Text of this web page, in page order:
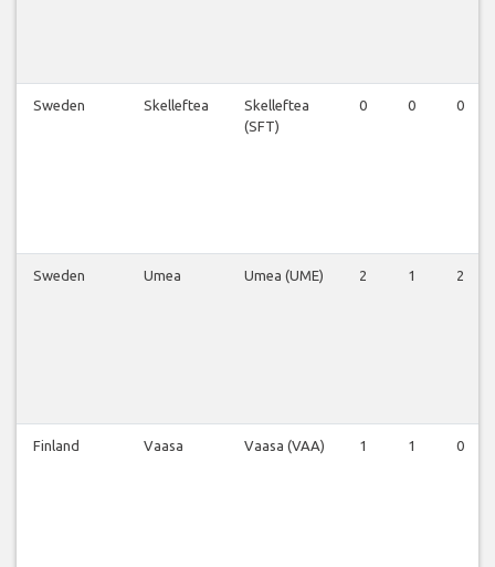
Sweden Skelleftea
Skelleftea
(SFT)
0 0 0
Sweden Umea Umea (UME) 2 1 2
Finland Vaasa Vaasa (VAA) 1 1 0